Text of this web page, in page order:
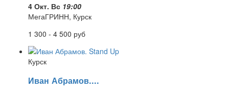
4 Окт. Вс 19:00
МегаГРИНН, Курск
1 300 - 4 500 руб
Курск
Иван Абрамов....